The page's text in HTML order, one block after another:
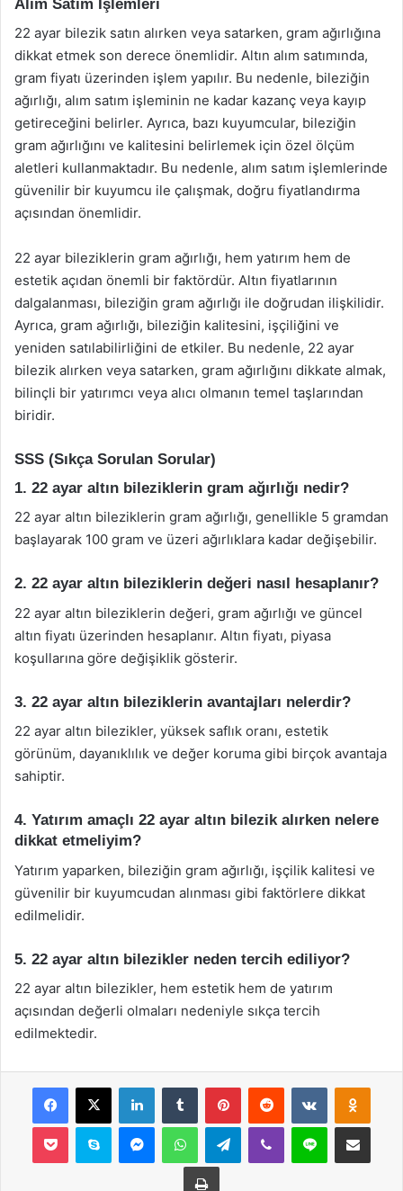
Alım Satım İşlemleri
22 ayar bilezik satın alırken veya satarken, gram ağırlığına
dikkat etmek son derece önemlidir. Altın alım satımında,
gram fiyatı üzerinden işlem yapılır. Bu nedenle, bileziğin
ağırlığı, alım satım işleminin ne kadar kazanç veya kayıp
getireceğini belirler. Ayrıca, bazı kuyumcular, bileziğin
gram ağırlığını ve kalitesini belirlemek için özel ölçüm
aletleri kullanmaktadır. Bu nedenle, alım satım işlemlerinde
güvenilir bir kuyumcu ile çalışmak, doğru fiyatlandırma
açısından önemlidir.
22 ayar bileziklerin gram ağırlığı, hem yatırım hem de
estetik açıdan önemli bir faktördür. Altın fiyatlarının
dalgalanması, bileziğin gram ağırlığı ile doğrudan ilişkilidir.
Ayrıca, gram ağırlığı, bileziğin kalitesini, işçiliğini ve
yeniden satılabilirliğini de etkiler. Bu nedenle, 22 ayar
bilezik alırken veya satarken, gram ağırlığını dikkate almak,
bilinçli bir yatırımcı veya alıcı olmanın temel taşlarından
biridir.
SSS (Sıkça Sorulan Sorular)
1. 22 ayar altın bileziklerin gram ağırlığı nedir?
22 ayar altın bileziklerin gram ağırlığı, genellikle 5 gramdan
başlayarak 100 gram ve üzeri ağırlıklara kadar değişebilir.
2. 22 ayar altın bileziklerin değeri nasıl hesaplanır?
22 ayar altın bileziklerin değeri, gram ağırlığı ve güncel
altın fiyatı üzerinden hesaplanır. Altın fiyatı, piyasa
koşullarına göre değişiklik gösterir.
3. 22 ayar altın bileziklerin avantajları nelerdir?
22 ayar altın bilezikler, yüksek saflık oranı, estetik
görünüm, dayanıklılık ve değer koruma gibi birçok avantaja
sahiptir.
4. Yatırım amaçlı 22 ayar altın bilezik alırken nelere
dikkat etmeliyim?
Yatırım yaparken, bileziğin gram ağırlığı, işçilik kalitesi ve
güvenilir bir kuyumcudan alınması gibi faktörlere dikkat
edilmelidir.
5. 22 ayar altın bilezikler neden tercih ediliyor?
22 ayar altın bilezikler, hem estetik hem de yatırım
açısından değerli olmaları nedeniyle sıkça tercih
edilmektedir.
Facebook
X LinkedInTumblr PinterestReddit VKontakte
Pocket Skype MessengerWhatsAppTelegramViber Line E-Posta ile
Yazdır